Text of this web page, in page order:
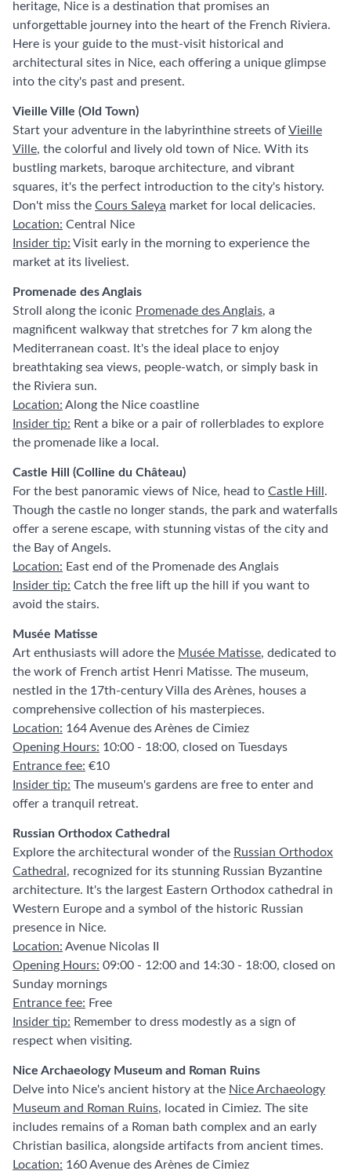
heritage, Nice is a destination that promises an
unforgettable journey into the heart of the French Riviera.
Here is your guide to the must-visit historical and
architectural sites in Nice, each offering a unique glimpse
into the city's past and present.
Vieille Ville (Old Town)
Start your adventure in the labyrinthine streets ofVieille
Ville, the colorful and lively old town of Nice. With its
bustling markets, baroque architecture, and vibrant
squares, it's the perfect introduction to the city's history.
Don't miss the Cours Saleya market for local delicacies.
Location: Central Nice
Insider tip: Visit early in the morning to experience the
market at its liveliest.
Promenade des Anglais
Stroll along the iconic Promenade des Anglais, a
magnificent walkway that stretches for 7 km along the
Mediterranean coast. It's the ideal place to enjoy
breathtaking sea views, people-watch, or simply bask in
the Riviera sun.
Location: Along the Nice coastline
Insider tip: Rent a bike or a pair of rollerblades to explore
the promenade like a local.
Castle Hill (Colline du Château)
For the best panoramic views of Nice, head to Castle Hill .
Though the castle no longer stands, the park and waterfalls
offer a serene escape, with stunning vistas of the city and
the Bay of Angels.
Location: East end of the Promenade des Anglais
Insider tip: Catch the free lift up the hill if you want to
avoid the stairs.
Musée Matisse
Art enthusiasts will adore the Musée Matisse, dedicated to
the work of French artist Henri Matisse. The museum,
nestled in the 17th-century Villa des Arènes, houses a
comprehensive collection of his masterpieces.
Location: 164 Avenue des Arènes de Cimiez
Opening Hours: 10:00 - 18:00, closed on Tuesdays
Entrance fee: €10
Insider tip: The museum's gardens are free to enter and
offer a tranquil retreat.
Russian Orthodox Cathedral
Explore the architectural wonder of the Russian Orthodox
Cathedral , recognized for its stunning Russian Byzantine
architecture. It's the largest Eastern Orthodox cathedral in
Western Europe and a symbol of the historic Russian
presence in Nice.
Location: Avenue Nicolas II
Opening Hours: 09:00 - 12:00 and 14:30 - 18:00, closed on
Sunday mornings
Entrance fee: Free
Insider tip: Remember to dress modestly as a sign of
respect when visiting.
Nice Archaeology Museum and Roman Ruins
Delve into Nice's ancient history at the Nice Archaeology
Museum and Roman Ruins, located in Cimiez. The site
includes remains of a Roman bath complex and an early
Christian basilica, alongside artifacts from ancient times.
Location: 160 Avenue des Arènes de Cimiez